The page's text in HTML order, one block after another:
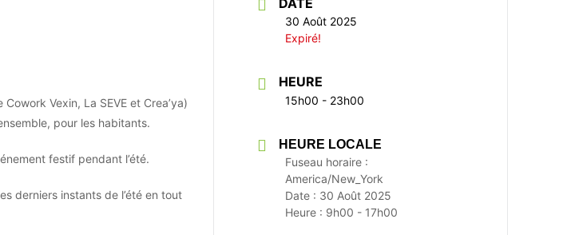
Vexin, La SEVE et Crea’ya)
pour les habitants.
festif pendant l’été.
derniers instants de l’été en tout
DATE
30 Août 2025
Expiré!
HEURE
15h00 - 23h00
HEURE LOCALE
Fuseau horaire :
America/New_York
Date : 30 Août 2025
Heure : 9h00 - 17h00